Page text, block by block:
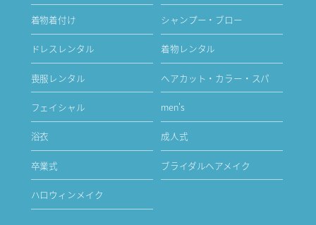
着物着付け シャンプー・ブロー
ドレスレンタル 着物レンタル
喪服レンタル ヘアカット・カラー・スパ
フェイシャル men's
浴衣 成人式
卒業式 ブライダルヘアメイク
ハロウィンメイク